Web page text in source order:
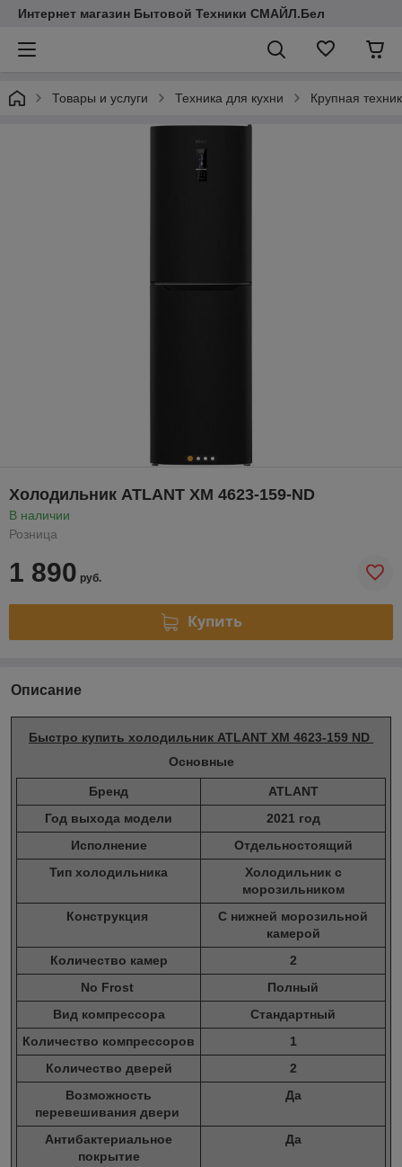
Интернет магазин Бытовой Техники СМАЙЛ.Бел
Товары и услуги Техника для кухни Крупная
Холодильник ATLANT ХМ 4623-159-ND
В наличии
Розница
1 890 руб.
Купить
Описание
Быстро купить холодильник ATLANT ХМ 4623-159 ND
Основные
Бренд
ATLANT
Год выхода модели
2021 год
Исполнение
Отдельностоящий
Тип холодильника
Холодильник с
морозильником
Конструкция
С нижней морозильной
камерой
Количество камер
2
No Frost
Полный
Вид компрессора
Стандартный
Количество компрессоров
1
Количество дверей
2
Возможность
перевешивания двери
Да
Антибактериальное
покрытие
Да